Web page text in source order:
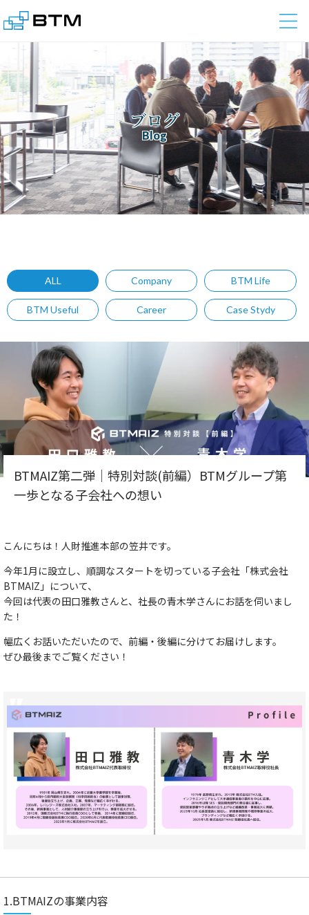
ブログ
Blog
ALL Company BTM Life
BTM Useful Career Case Stydy
BTMAIZ第二弾｜特別対談(前編）BTMグループ第
一歩となる子会社への想い
こんにちは！人財推進本部の笠井です。
今年1月に設立し、順調なスタートを切っている子会社「株式会社
BTMAIZ」について、
今回は代表の田口雅教さんと、社長の青木学さんにお話を伺いまし
た！
幅広くお話いただいたので、前編・後編に分けてお届けします。
ぜひ最後までご覧ください！
1.BTMAIZの事業内容